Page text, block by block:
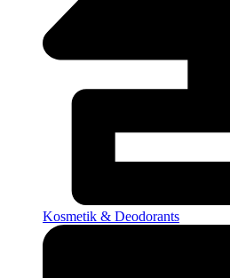
Kosmetik & Deodorants